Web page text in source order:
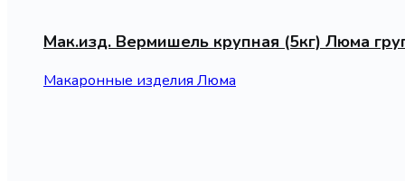
Мак.изд. Вермишель крупная (5кг) Люма
Макаронные изделия Люма